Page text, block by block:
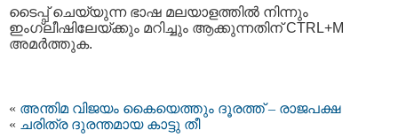
ടൈപ്പ്‌ ചെയ്യുന്ന ഭാഷ മലയാളത്തില്‍ നിന്നും
ഇംഗ്ലീഷിലേയ്ക്കും മറിച്ചും ആക്കുന്നതിന് CTRL+M
അമര്‍ത്തുക.
« അന്തിമ വിജയം കൈയെത്തും ദൂരത്ത് – രാജപക്ഷ
« ചരിത്ര ദുരന്തമായ കാട്ടു തീ